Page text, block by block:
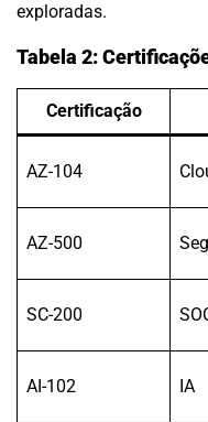
exploradas.
Tabela 2:
Certificação
AZ-104
AZ-500
SC-200
AI-102 IA